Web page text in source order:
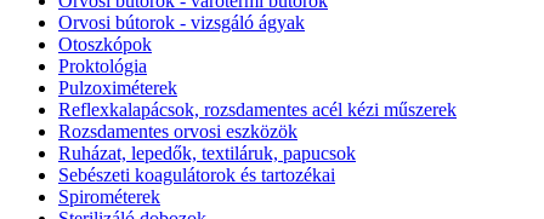
Orvosi bútorok - vizsgáló ágyak
Otoszkópok
Proktológia
Pulzoximéterek
Reflexkalapácsok, rozsdamentes acél kézi műszerek
Rozsdamentes orvosi eszközök
Ruházat, lepedők, textiláruk, papucsok
Sebészeti koagulátorok és tartozékai
Spirométerek